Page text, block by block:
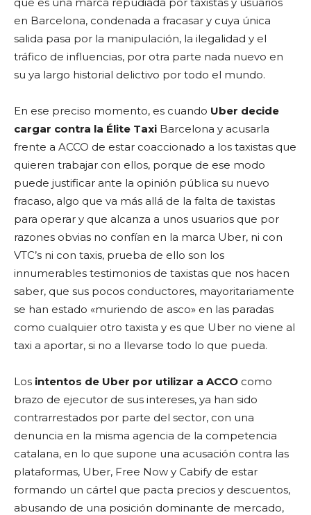
en Barcelona, condenada a fracasar y cuya única
salida pasa por la manipulación, la ilegalidad y el
tráfico de influencias, por otra parte nada nuevo en
su ya largo historial delictivo por todo el mundo.
En ese preciso momento, es cuando Uber decide
cargar contra la Élite Taxi Barcelona y acusarla
frente a ACCO de estar coaccionado a los taxistas que
quieren trabajar con ellos, porque de ese modo
puede justificar ante la opinión pública su nuevo
fracaso, algo que va más allá de la falta de taxistas
para operar y que alcanza a unos usuarios que por
razones obvias no confían en la marca Uber, ni con
VTC’s ni con taxis, prueba de ello son los
innumerables testimonios de taxistas que nos hacen
saber, que sus pocos conductores, mayoritariamente
se han estado «muriendo de asco» en las paradas
como cualquier otro taxista y es que Uber no viene al
taxi a aportar, si no a llevarse todo lo que pueda.
Los intentos de Uber por utilizar a ACCO como
brazo de ejecutor de sus intereses, ya han sido
contrarrestados por parte del sector, con una
denuncia en la misma agencia de la competencia
catalana, en lo que supone una acusación contra las
plataformas, Uber, Free Now y Cabify de estar
formando un cártel que pacta precios y descuentos,
abusando de una posición dominante de mercado,